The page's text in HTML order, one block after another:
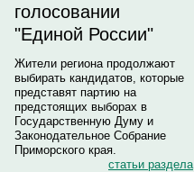
голосовании
"Единой России"
Жители региона продолжают
выбирать кандидатов, которые
представят партию на
предстоящих выборах в
Государственную Думу и
Законодательное Собрание
Приморского края.
статьи раздела